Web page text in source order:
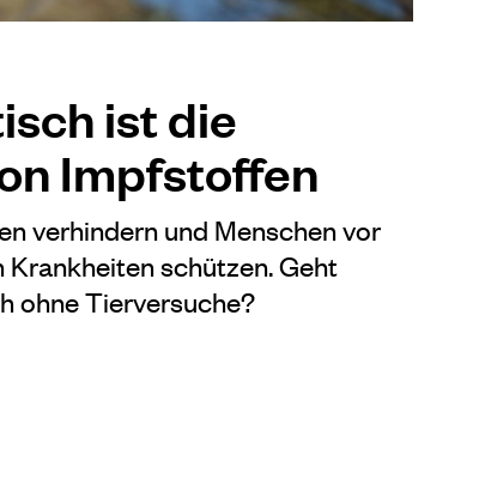
ist die
Impfstoffen
verhindern und Menschen vor
schützen. Geht
ohne Tierversuche?